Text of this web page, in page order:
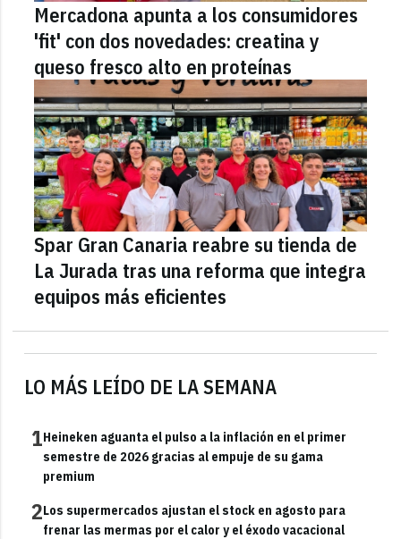
LO MÁS LEÍDO DE LA SEMANA
1Heineken aguanta el pulso a la inflación en el primer
semestre de 2026 gracias al empuje de su gama
premium
2Los supermercados ajustan el stock en agosto para
frenar las mermas por el calor y el éxodo vacacional
Mercadona apunta a los consumidores
'fit' con dos novedades: creatina y
queso fresco alto en proteínas
Spar Gran Canaria reabre su tienda de
La Jurada tras una reforma que integra
equipos más eficientes